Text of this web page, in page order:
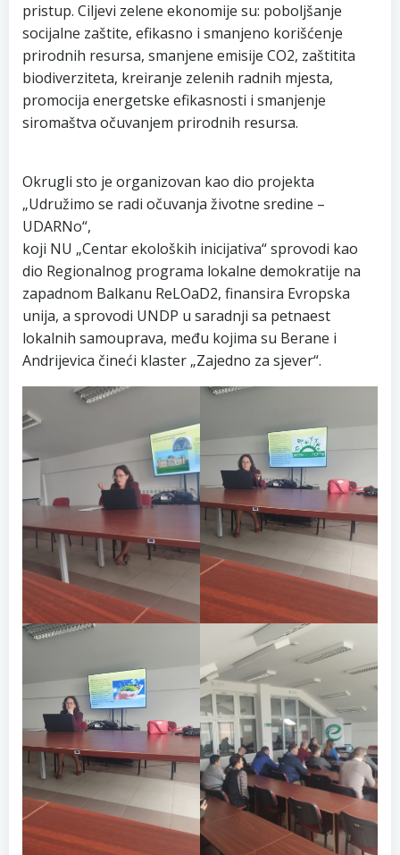
pristup. Ciljevi zelene ekonomije su: poboljšanje
socijalne zaštite, efikasno i smanjeno korišćenje
prirodnih resursa, smanjene emisije CO2, zaštitita
biodiverziteta, kreiranje zelenih radnih mjesta,
promocija energetske efikasnosti i smanjenje
siromaštva očuvanjem prirodnih resursa.
Okrugli sto je organizovan kao dio projekta
„Udružimo se radi očuvanja životne sredine –
UDARNo“,
koji NU „Centar ekoloških inicijativa“ sprovodi kao
dio Regionalnog programa lokalne demokratije na
zapadnom Balkanu ReLOaD2, finansira Evropska
unija, a sprovodi UNDP u saradnji sa petnaest
lokalnih samouprava, među kojima su Berane i
Andrijevica čineći klaster „Zajedno za sjever“.